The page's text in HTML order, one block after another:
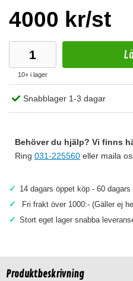
4000 kr/st
10+ i lager
Snabblager 1-3 dagar
Behöver du hjälp? Vi finns
Ring 031-225560 eller maila
✓ 14 dagars öppet köp - 60
✓ Fri frakt över 1000:- (Gäller ej
✓ Stort eget lager snabba
Produktbeskrivning